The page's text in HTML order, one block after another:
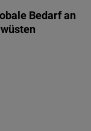
Bedarf an